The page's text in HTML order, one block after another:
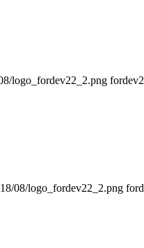
logo_fordev22_2.png
08/logo_fordev22_2.png